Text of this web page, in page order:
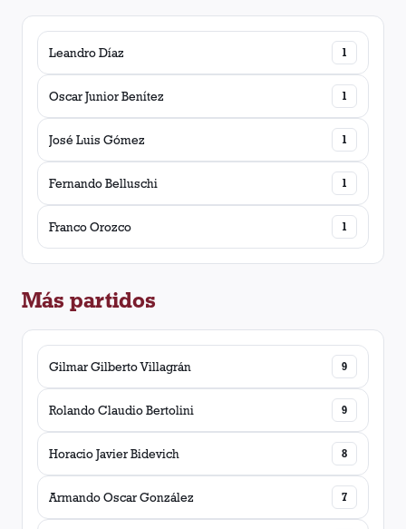
Leandro Díaz 1
Oscar Junior Benítez 1
José Luis Gómez 1
Fernando Belluschi 1
Franco Orozco 1
Más partidos
Gilmar Gilberto Villagrán 9
Rolando Claudio Bertolini 9
Horacio Javier Bidevich 8
Armando Oscar González 7